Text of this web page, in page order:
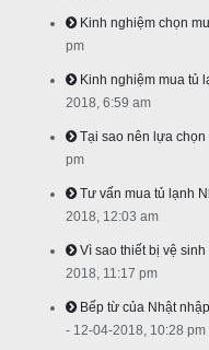
Kinh nghiệm chọn
pm
Kinh nghiệm mua tủ
2018, 6:59 am
Tại sao nên lựa chọn
pm
Tư vấn mua tủ lạnh
2018, 12:03 am
Vì sao thiết bị vệ
2018, 11:17 pm
Bếp từ của Nhật
- 12-04-2018, 10:28 pm